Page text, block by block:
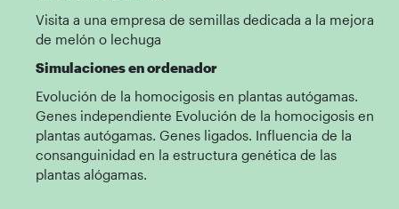
Visita a una empresa de semillas dedicada a la mejora
de melón o lechuga
Simulaciones en ordenador
Evolución de la homocigosis en plantas autógamas.
Genes independiente Evolución de la homocigosis en
plantas autógamas. Genes ligados. Influencia de la
consanguinidad en la estructura genética de las
plantas alógamas.